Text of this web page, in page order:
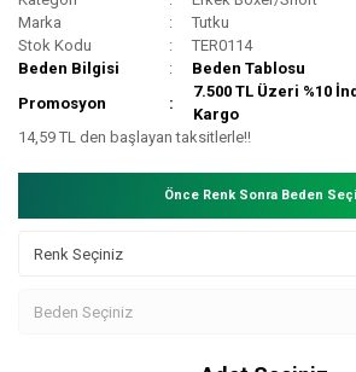
Marka
Tutku
Stok Kodu
TER0114
Beden Bilgisi
Beden Tablosu
Promosyon
7.500 TL Üzeri %10
Kargo
14,59 TL den başlayan taksitlerle!!
Önce Renk Sonra Beden